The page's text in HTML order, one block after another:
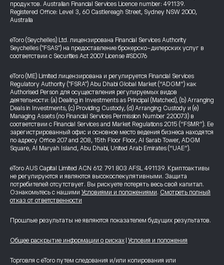
продуктов. Australian Financial Services Licence number: 491139.
Registered Office: Level 3, 60 Castlereagh Street, Sydney NSW 2000,
Australia
eToro (Seychelles) Ltd. лицензирована Financial Services Authority
Seychelles ("FSAS") на предоставление брокерско-дилерских услуг в
соответствии с Securities Act 2007 License #SD076
eToro (ME) Limited лицензирована и регулируется Financial Services
Regulatory Authority ("FSRA") Abu Dhabi Global Market (“ADGM”) как
Authorised Person для осуществления регулируемых видов
деятельности: (a) Dealing in Investments as Principal (Matched), (b) Arranging
Deals in Investments, (c) Providing Custody, (d) Arranging Custody и (e)
Managing Assets (по Financial Services Permission Number 220073) в
соответствии с Financial Services and Market Regulations 2015 (“FSMR”). Ее
зарегистрированный офис и основное место ведения бизнеса находятся
по адресу Office 207 and 208, 15th Floor Floor, Al Sarab Tower, ADGM
Square, Al Maryah Island, Abu Dhabi, United Arab Emirates (“UAE”).
eToro AUS Capital Limited ACN 612 791 803 AFSL 491139. Криптоактивы
не регулируются и являются высокоспекулятивными. Защита
потребителей отсутствует. Вы рискуете потерять весь свой капитал.
Ознакомьтесь с нашими Условиями и положениями. Смотреть полный
отказ от ответственности
Прошлые результаты не являются показателем будущих результатов.
Общее раскрытие информации о рисках Условия и положения
Торговля с eToro путем следования и/или копирования или